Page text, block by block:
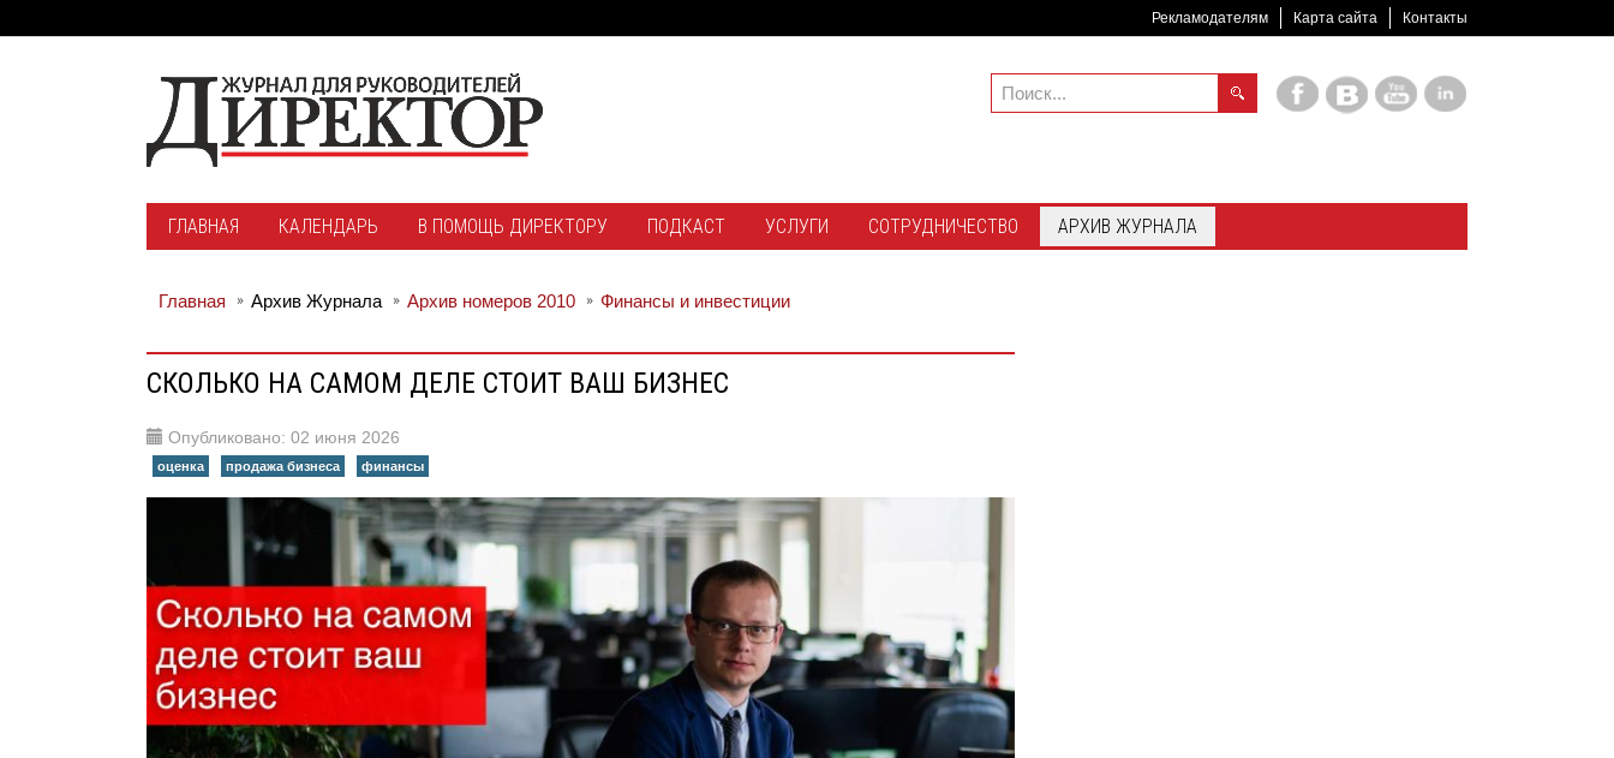
Рекламодателям Карта сайта Контакты
ГЛАВНАЯ КАЛЕНДАРЬ В ПОМОЩЬ ДИРЕКТОРУ ПОДКАСТ УСЛУГИ СОТРУДНИЧЕСТВО АРХИВ ЖУРНАЛА
Главная Архив Журнала Архив номеров 2010 Финансы и инвестиции
СКОЛЬКО НА САМОМ ДЕЛЕ СТОИТ ВАШ БИЗНЕС
Опубликовано: 02 июня 2026
оценка продажа бизнеса финансы